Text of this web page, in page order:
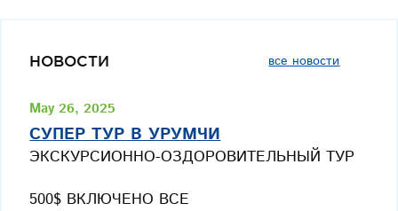
НОВОСТИ все новости
May 26, 2025
СУПЕР ТУР В УРУМЧИ
ЭКСКУРСИОННО-ОЗДОРОВИТЕЛЬНЫЙ ТУР
500$ ВКЛЮЧЕНО ВСЕ